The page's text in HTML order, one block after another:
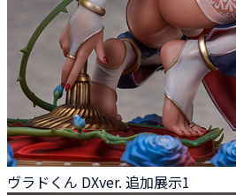
ヴラドくん DXver. 追加展示1